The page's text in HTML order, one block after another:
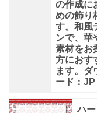
の作成に
めの飾り
す。和風
ンで、華
素材をお
方におす
ます。ダ
ード：JP
ハ